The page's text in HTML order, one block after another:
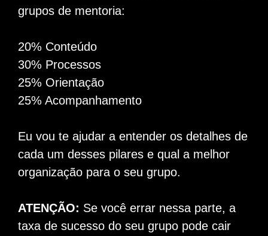
grupos de mentoria:
20% Conteúdo
30% Processos
25% Orientação
25% Acompanhamento
Eu vou te ajudar a entender os detalhes de
cada um desses pilares e qual a melhor
organização para o seu grupo.
ATENÇÃO: Se você errar nessa parte, a
taxa de sucesso do seu grupo pode cair